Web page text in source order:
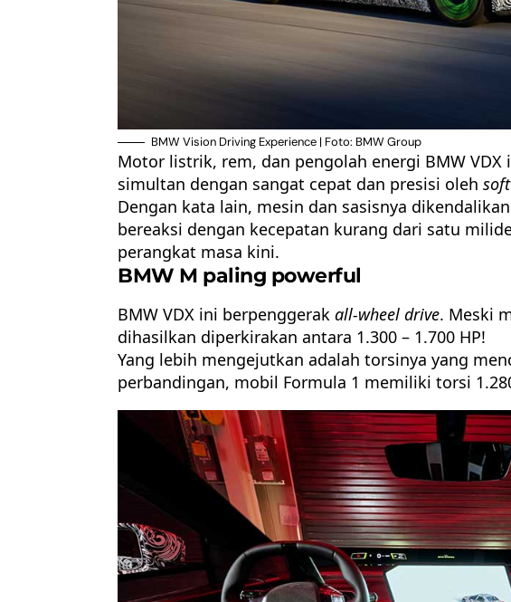
BMW Vision Driving Experience | Foto: BMW Group
Motor listrik, rem, dan pengolah energi BMW VDX
simultan dengan sangat cepat dan presisi oleh
Dengan kata lain, mesin dan sasisnya
bereaksi dengan kecepatan kurang dari satu
perangkat masa kini.
BMW M paling powerful
BMW VDX ini berpenggerak all-wheel drive. Meski
dihasilkan diperkirakan antara 1.300 – 1.700 HP!
Yang lebih mengejutkan adalah torsinya yang
perbandingan, mobil Formula 1 memiliki torsi